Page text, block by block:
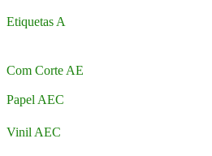
Etiquetas A
Com Corte AE
Papel AEC
Vinil AEC